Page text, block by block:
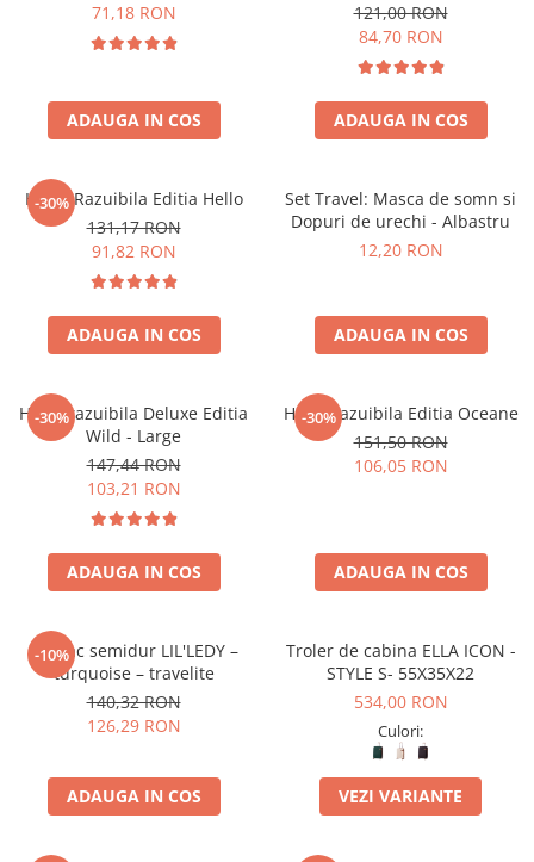
71,18 RON
ADAUGA IN COS
121,00 RON
84,70 RON
ADAUGA IN COS
-30%
Harta Razuibila Editia Hello
131,17 RON
91,82 RON
ADAUGA IN COS
Set Travel: Masca de somn si
Dopuri de urechi - Albastru
12,20 RON
ADAUGA IN COS
-30%
Harta razuibila Deluxe Editia
Wild - Large
147,44 RON
103,21 RON
ADAUGA IN COS
-30%
Harta razuibila Editia Oceane
151,50 RON
106,05 RON
ADAUGA IN COS
-10%
Rucsac semidur LIL'LEDY –
turquoise – travelite
140,32 RON
126,29 RON
ADAUGA IN COS
Troler de cabina ELLA ICON -
STYLE S- 55X35X22
534,00 RON
Culori:
VEZI VARIANTE